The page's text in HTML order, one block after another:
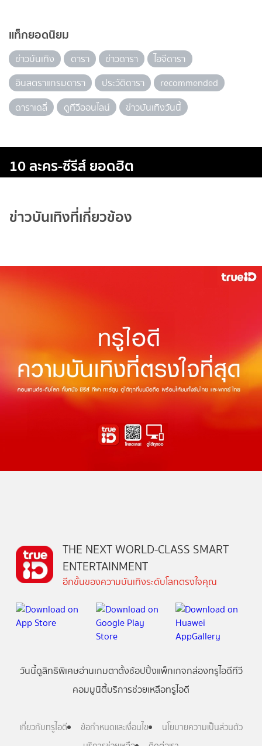
แท็กยอดนิยม
ข่าวบันเทิง ดารา ข่าวดารา
ไอจีดารา
อินสตราแกรมดารา
ประวัติดารา
recommended
ดาราเดลี่
ดูทีวีออนไลน์ ข่าวบันเทิงวันนี้
10 ละคร-ซีรีส์ ยอดฮิต
ข่าวบันเทิงที่เกี่ยวข้อง
THE NEXT WORLD-CLASS SMART
ENTERTAINMENT
อีกขั้นของความบันเทิงระดับโลกตรงใจคุณ
วันนี้ดูสิทธิพิเศษอ่านเกมตาตั้งช้อปปิ้งแพ็กเกจกล่องทรูไอดีทีวี
คอมมูนิตี้บริการช่วยเหลือทรูไอดี
เกี่ยวกับทรูไอดี ข้อกำหนดและเงื่อนไข
นโยบายความเป็นส่วนตัว